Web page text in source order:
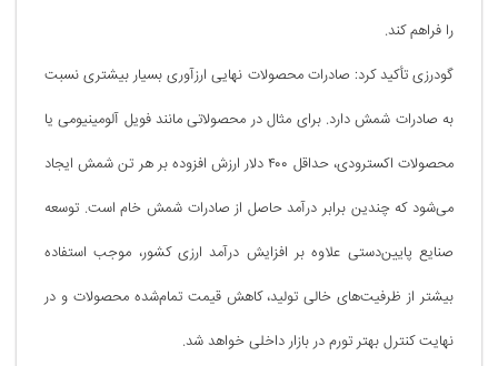
را فراهم کند.
گودرزی تأکید کرد: صادرات محصولات نهایی ارزآوری بسیار بیشتری نسبت
به صادرات شمش دارد. برای مثال در محصولاتی مانند فویل آلومینیومی یا
محصولات اکسترودی، حداقل ۴۰۰ دلار ارزش افزوده بر هر تن شمش ایجاد
می‌شود که چندین برابر درآمد حاصل از صادرات شمش خام است. توسعه
صنایع پایین‌دستی علاوه بر افزایش درآمد ارزی کشور، موجب استفاده
بیشتر از ظرفیت‌های خالی تولید، کاهش قیمت تمام‌شده محصولات و در
نهایت کنترل بهتر تورم در بازار داخلی خواهد شد.